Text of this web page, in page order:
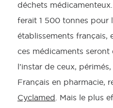
déchets
ferait 1 500 tonnes pour
établissements français,
ces médicaments seront
l’instar de ceux,
Français en pharmacie,
Cyclamed . Mais le plus